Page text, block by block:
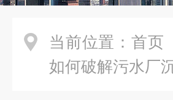
当前位置： 首页
如何破解污水厂